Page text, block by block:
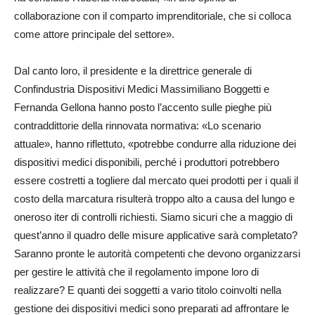
collaborazione con il comparto imprenditoriale, che si colloca
come attore principale del settore».
Dal canto loro, il presidente e la direttrice generale di
Confindustria Dispositivi Medici Massimiliano Boggetti e
Fernanda Gellona hanno posto l’accento sulle pieghe più
contraddittorie della rinnovata normativa: «Lo scenario
attuale», hanno riflettuto, «potrebbe condurre alla riduzione dei
dispositivi medici disponibili, perché i produttori potrebbero
essere costretti a togliere dal mercato quei prodotti per i quali il
costo della marcatura risulterà troppo alto a causa del lungo e
oneroso iter di controlli richiesti. Siamo sicuri che a maggio di
quest’anno il quadro delle misure applicative sarà completato?
Saranno pronte le autorità competenti che devono organizzarsi
per gestire le attività che il regolamento impone loro di
realizzare? E quanti dei soggetti a vario titolo coinvolti nella
gestione dei dispositivi medici sono preparati ad affrontare le